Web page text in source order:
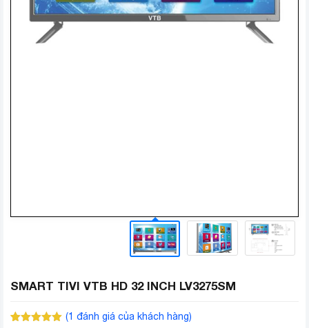
SMART TIVI VTB HD 32 INCH LV3275SM
(1 đánh giá của khách hàng)